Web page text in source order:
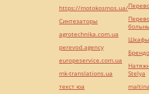
https://motokosmos.ua/
Синтезаторы
agrotechnika.com.ua
perevod.agency
europeservice.com.ua
mk-translations.ua
текст юа
Шкафы
Stelya